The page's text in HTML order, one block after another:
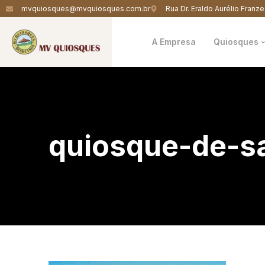
mvquiosques@mvquiosques.com.br Rua Dr. Eraldo Aurélio
A Empresa Quiosques
quiosque-de-